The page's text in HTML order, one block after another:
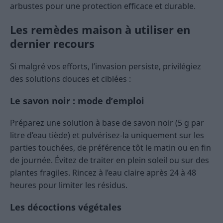
arbustes pour une protection efficace et durable.
Les remèdes maison à utiliser en
dernier recours
Si malgré vos efforts, l’invasion persiste, privilégiez
des solutions douces et ciblées :
Le savon noir : mode d’emploi
Préparez une solution à base de savon noir (5 g par
litre d’eau tiède) et pulvérisez-la uniquement sur les
parties touchées, de préférence tôt le matin ou en fin
de journée. Évitez de traiter en plein soleil ou sur des
plantes fragiles. Rincez à l’eau claire après 24 à 48
heures pour limiter les résidus.
Les décoctions végétales